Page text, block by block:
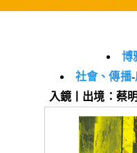
博
社會、傳播-
入鏡丨出境：蔡